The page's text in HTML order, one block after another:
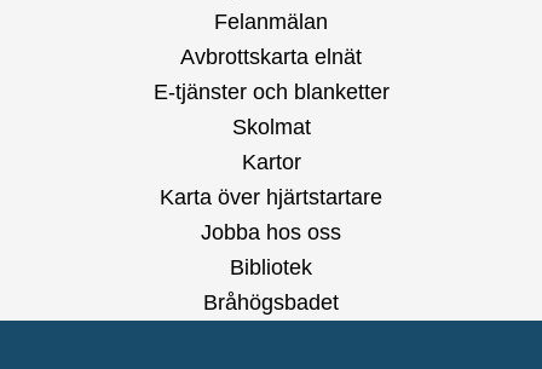
Felanmälan
Avbrottskarta elnät
E-tjänster och blanketter
Skolmat
Kartor
Karta över hjärtstartare
Jobba hos oss
Bibliotek
Bråhögsbadet